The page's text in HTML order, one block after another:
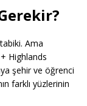
Ama
Highlands
şehir ve öğrenci
farklı yüzlerinin